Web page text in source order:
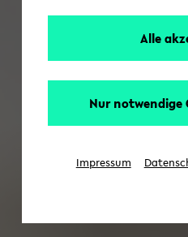
Alle
Nur notwendige
Impressum